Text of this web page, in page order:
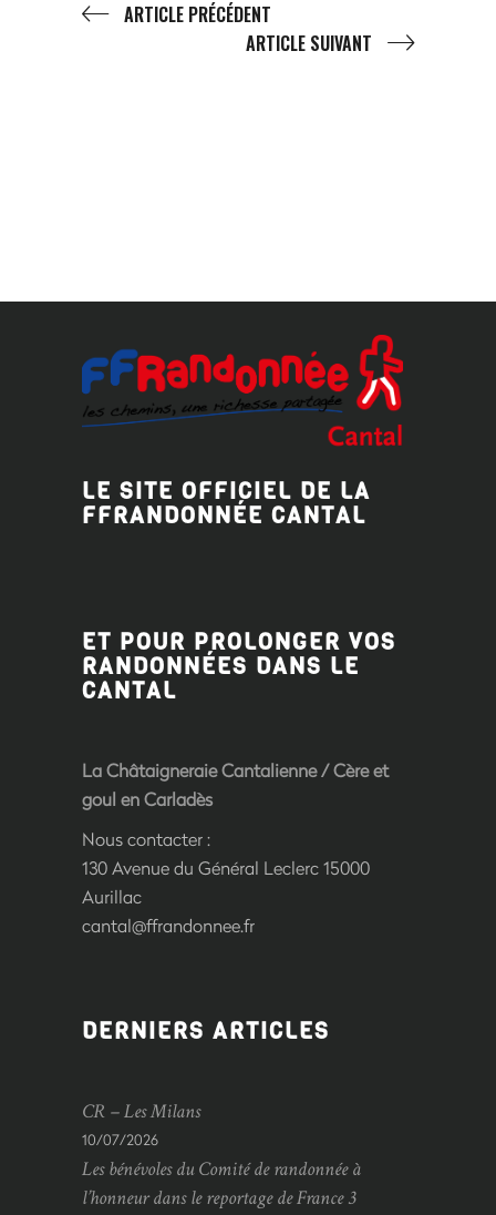
ARTICLE PRÉCÉDENT
ARTICLE SUIVANT
LE SITE OFFICIEL DE LA
FFRANDONNÉE CANTAL
ET POUR PROLONGER VOS
RANDONNÉES DANS LE
CANTAL
La Châtaigneraie Cantalienne/Cère et
goul en Carladès
Nous contacter :
130 Avenue du Général Leclerc 15000
Aurillac
cantal@ffrandonnee.fr
DERNIERS ARTICLES
CR – Les Milans
10/07/2026
Les bénévoles du Comité de randonnée à
l’honneur dans le reportage de France 3